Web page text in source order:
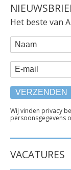
Het beste van
WEBFORM
Naam
E-mail
TEKST
ONDER
Wij vinden privacy
persoonsgegevens
VACATURES